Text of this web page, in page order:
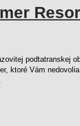
podtatranskej
ktoré Vám